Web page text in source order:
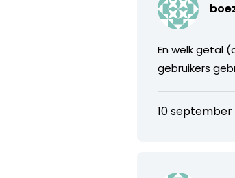
En welk getal
gebruikers
10 september